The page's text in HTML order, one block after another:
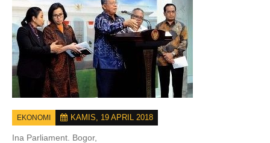
EKONOMI KAMIS, 19 APRIL 2018
Ina Parliament. Bogor,